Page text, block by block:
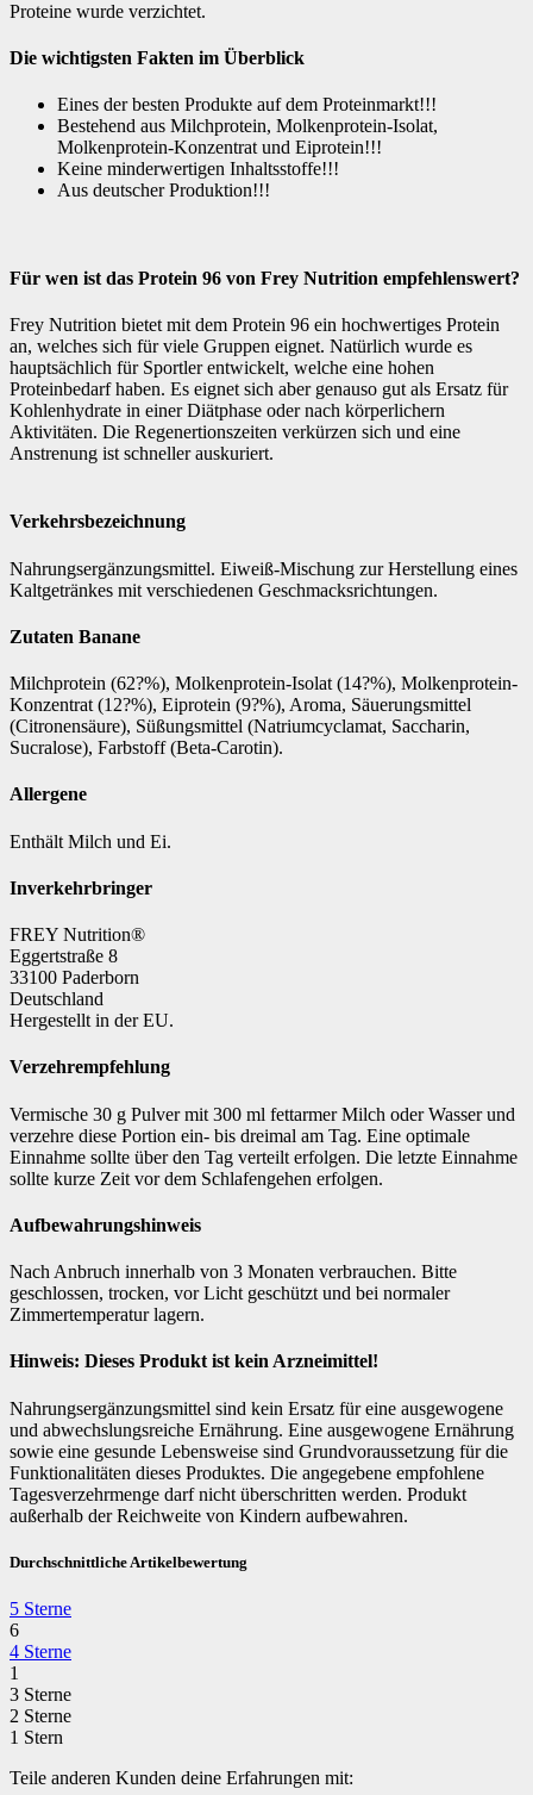
Proteine wurde verzichtet.
Die wichtigsten Fakten im Überblick
Eines der besten Produkte auf dem Proteinmarkt!!!
Bestehend aus Milchprotein, Molkenprotein-Isolat,
Molkenprotein-Konzentrat und Eiprotein!!!
Keine minderwertigen Inhaltsstoffe!!!
Aus deutscher Produktion!!!
Für wen ist das Protein 96 von Frey Nutrition empfehlenswert?
Frey Nutrition bietet mit dem Protein 96 ein hochwertiges Protein
an, welches sich für viele Gruppen eignet. Natürlich wurde es
hauptsächlich für Sportler entwickelt, welche eine hohen
Proteinbedarf haben. Es eignet sich aber genauso gut als Ersatz für
Kohlenhydrate in einer Diätphase oder nach körperlichern
Aktivitäten. Die Regenertionszeiten verkürzen sich und eine
Anstrenung ist schneller auskuriert.
Verkehrsbezeichnung
Nahrungsergänzungsmittel. Eiweiß-Mischung zur Herstellung eines
Kaltgetränkes mit verschiedenen Geschmacksrichtungen.
Zutaten Banane
Milchprotein (62?%), Molkenprotein-Isolat (14?%), Molkenprotein-
Konzentrat (12?%), Eiprotein (9?%), Aroma, Säuerungsmittel
(Citronensäure), Süßungsmittel (Natriumcyclamat, Saccharin,
Sucralose), Farbstoff (Beta-Carotin).
Allergene
Enthält Milch und Ei.
Inverkehrbringer
FREY Nutrition®
Eggertstraße 8
33100 Paderborn
Deutschland
Hergestellt in der EU.
Verzehrempfehlung
Vermische 30 g Pulver mit 300 ml fettarmer Milch oder Wasser und
verzehre diese Portion ein- bis dreimal am Tag. Eine optimale
Einnahme sollte über den Tag verteilt erfolgen. Die letzte Einnahme
sollte kurze Zeit vor dem Schlafengehen erfolgen.
Aufbewahrungshinweis
Nach Anbruch innerhalb von 3 Monaten verbrauchen. Bitte
geschlossen, trocken, vor Licht geschützt und bei normaler
Zimmertemperatur lagern.
Hinweis: Dieses Produkt ist kein Arzneimittel!
Nahrungsergänzungsmittel sind kein Ersatz für eine ausgewogene
und abwechslungsreiche Ernährung. Eine ausgewogene Ernährung
sowie eine gesunde Lebensweise sind Grundvoraussetzung für die
Funktionalitäten dieses Produktes. Die angegebene empfohlene
Tagesverzehrmenge darf nicht überschritten werden. Produkt
außerhalb der Reichweite von Kindern aufbewahren.
Durchschnittliche Artikelbewertung
5 Sterne
6
4 Sterne
1
3 Sterne
2 Sterne
1 Stern
Teile anderen Kunden deine Erfahrungen mit: